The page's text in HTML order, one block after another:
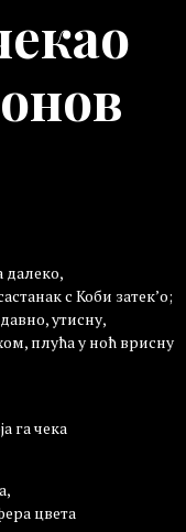
далеко,
с Коби затек’o;
утисну,
плућа у ноћ врисну
га чека
цвета